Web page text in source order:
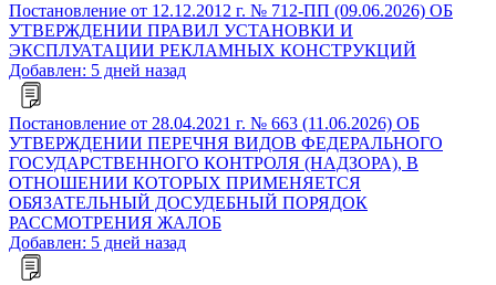
Постановление от 12.12.2012 г. № 712-ПП (09.06.2026) ОБ
УТВЕРЖДЕНИИ ПРАВИЛ УСТАНОВКИ И
ЭКСПЛУАТАЦИИ РЕКЛАМНЫХ КОНСТРУКЦИЙ
Добавлен: 5 дней назад
Постановление от 28.04.2021 г. № 663 (11.06.2026) ОБ
УТВЕРЖДЕНИИ ПЕРЕЧНЯ ВИДОВ ФЕДЕРАЛЬНОГО
ГОСУДАРСТВЕННОГО КОНТРОЛЯ (НАДЗОРА), В
ОТНОШЕНИИ КОТОРЫХ ПРИМЕНЯЕТСЯ
ОБЯЗАТЕЛЬНЫЙ ДОСУДЕБНЫЙ ПОРЯДОК
РАССМОТРЕНИЯ ЖАЛОБ
Добавлен: 5 дней назад